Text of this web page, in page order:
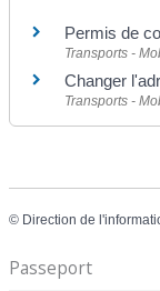
Permis de
Transports -
Changer
Transports -
© Direction de
Passeport